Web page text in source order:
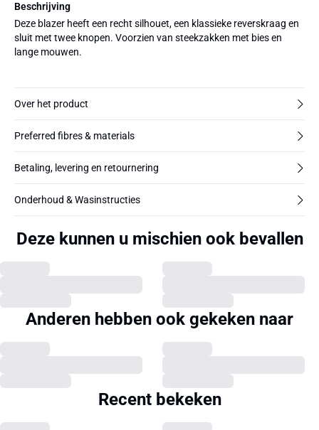
Beschrijving
Deze blazer heeft een recht silhouet, een klassieke reverskraag en
sluit met twee knopen. Voorzien van steekzakken met bies en
lange mouwen.
Over het product
Preferred fibres & materials
Betaling, levering en retournering
Onderhoud & Wasinstructies
Deze kunnen u mischien ook bevallen
Anderen hebben ook gekeken naar
Recent bekeken